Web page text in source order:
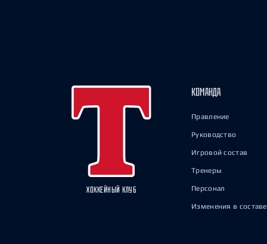
ХОККЕЙНЫЙ КЛУБ
КОМАНДА
Правление
Руководство
Игровой состав
Тренеры
Персонал
Изменения в составе